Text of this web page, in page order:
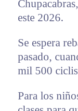
este 2026.
Se espera
pasado,
mil 500
Para los